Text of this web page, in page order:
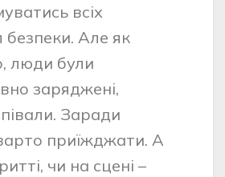
всіх
безпеки. Але як
люди були
заряджені,
Заради
приїжджати. А
чи на сцені –